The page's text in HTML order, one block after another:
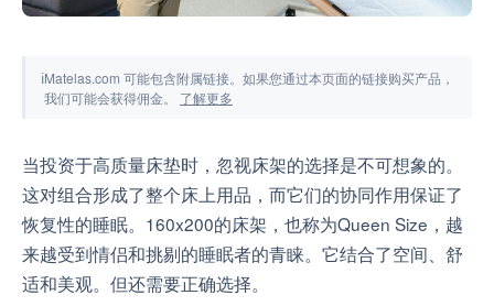
ℹMatelas.com 可能包含附属链接。如果您通过本页面的链接购买产品，
我们可能会获得佣金。 了解更多
当投资于高质量床垫时，忽视床架的选择是不可想象的。
这对组合形成了整个床上用品，而它们的协同作用保证了
恢复性的睡眠。160x200的床架，也称为Queen Size，越
来越受到情侣和挑剔的睡眠者的青睐。它结合了空间、舒
适和美观。但还需要正确选择。